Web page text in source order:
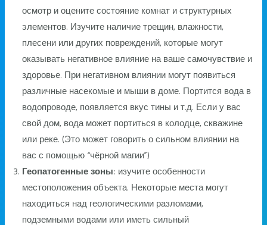
осмотр и оцените состояние комнат и структурных
элементов. Изучите наличие трещин, влажности,
плесени или других повреждений, которые могут
оказывать негативное влияние на ваше самочувствие и
здоровье. При негативном влиянии могут появиться
различные насекомые и мыши в доме. Портится вода в
водопроводе, появляется вкус тины и т.д. Если у вас
свой дом, вода может портиться в колодце, скважине
или реке. (Это может говорить о сильном влиянии на
вас с помощью “чёрной магии”)
Геопатогенные зоны: изучите особенности
местоположения объекта. Некоторые места могут
находиться над геологическими разломами,
подземными водами или иметь сильный